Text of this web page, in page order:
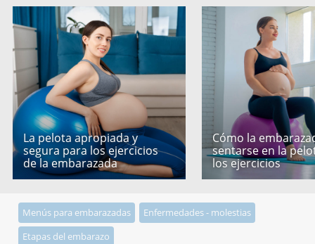
La pelota apropiada y
segura para los ejercicios
de la embarazada
Cómo la
sentarse en la
los ejercicios
Menús para embarazadas
Enfermedades - molestias
Etapas del embarazo